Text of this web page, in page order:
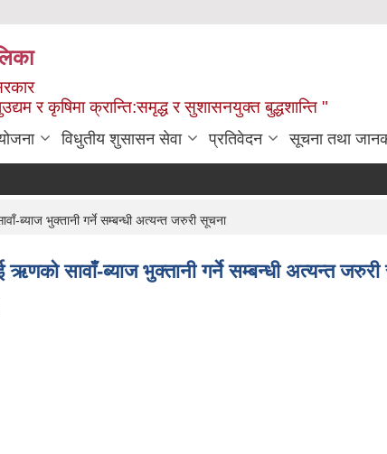
र कृषिमा क्रान्ति:समृद्ध र सुशासनयुक्त बुद्धशान्ति "
विधुतीय शुसासन सेवा प्रतिवेदन सूचना तथा
ब्याज भुक्तानी गर्ने सम्बन्धी अत्यन्त जरुरी सूचना
सावाँ-ब्याज भुक्तानी गर्ने सम्बन्धी अत्यन्त